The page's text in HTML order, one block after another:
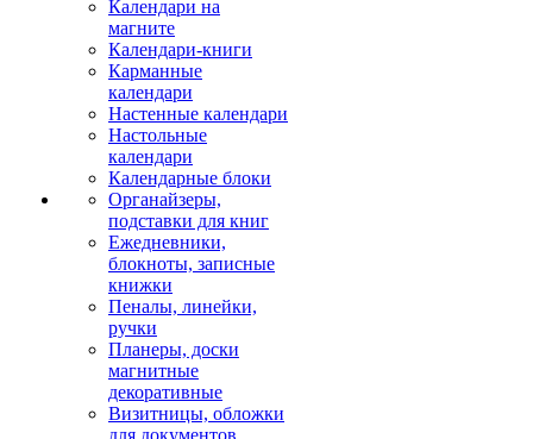
Календари на
магните
Календари-книги
Карманные
календари
Настенные календари
Настольные
календари
Календарные блоки
Органайзеры,
подставки для книг
Ежедневники,
блокноты, записные
книжки
Пеналы, линейки,
ручки
Планеры, доски
магнитные
декоративные
Визитницы, обложки
для документов